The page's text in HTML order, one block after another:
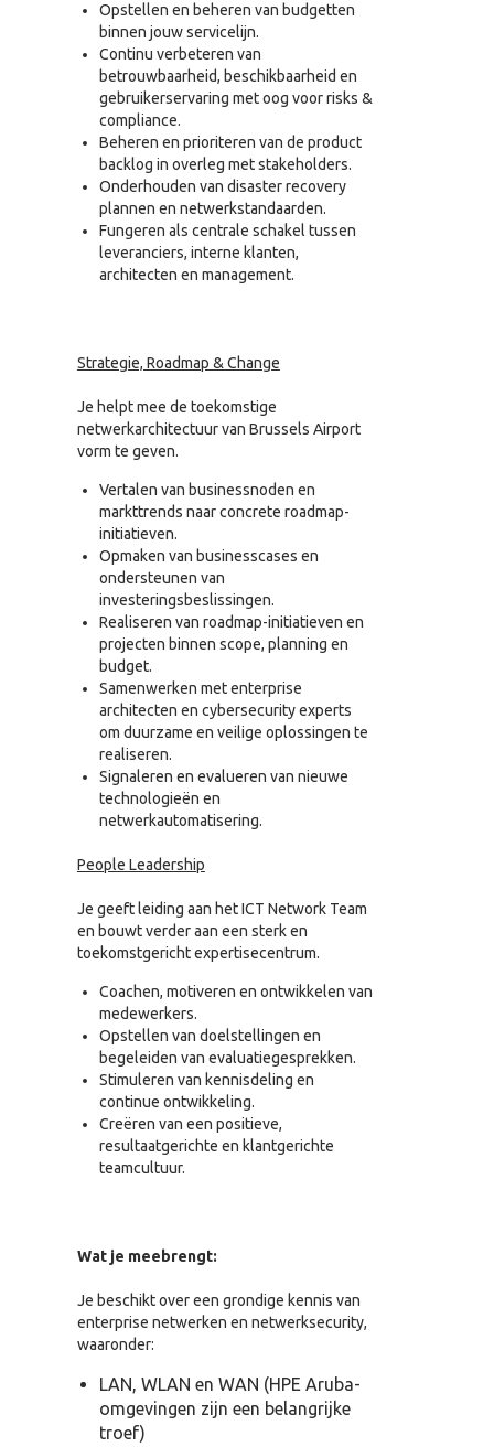
Opstellen en beheren van budgetten
binnen jouw servicelijn.
Continu verbeteren van
betrouwbaarheid, beschikbaarheid en
gebruikerservaring met oog voor risks &
compliance.
Beheren en prioriteren van de product
backlog in overleg met stakeholders.
Onderhouden van disaster recovery
plannen en netwerkstandaarden.
Fungeren als centrale schakel tussen
leveranciers, interne klanten,
architecten en management.
Strategie, Roadmap & Change
Je helpt mee de toekomstige
netwerkarchitectuur van Brussels Airport
vorm te geven.
Vertalen van businessnoden en
markttrends naar concrete roadmap-
initiatieven.
Opmaken van businesscases en
ondersteunen van
investeringsbeslissingen.
Realiseren van roadmap-initiatieven en
projecten binnen scope, planning en
budget.
Samenwerken met enterprise
architecten en cybersecurity experts
om duurzame en veilige oplossingen te
realiseren.
Signaleren en evalueren van nieuwe
technologieën en
netwerkautomatisering.
People Leadership
Je geeft leiding aan het ICT Network Team
en bouwt verder aan een sterk en
toekomstgericht expertisecentrum.
Coachen, motiveren en ontwikkelen van
medewerkers.
Opstellen van doelstellingen en
begeleiden van evaluatiegesprekken.
Stimuleren van kennisdeling en
continue ontwikkeling.
Creëren van een positieve,
resultaatgerichte en klantgerichte
teamcultuur.
Wat je meebrengt:
Je beschikt over een grondige kennis van
enterprise netwerken en netwerksecurity,
waaronder:
LAN, WLAN en WAN (HPE Aruba-
omgevingen zijn een belangrijke
troef)